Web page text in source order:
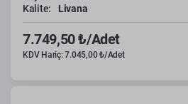
Kalite:
Livana
7.749,50 ₺/Adet
KDV Hariç: 7.045,00 ₺/Adet